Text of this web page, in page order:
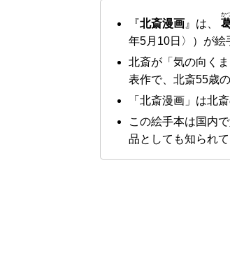
『北斎漫画 』は、
か
年5月10日〉）が絵
北斎が「気の向く
表作で、北斎55歳
「北斎漫画」は北
この絵手本は国内
品としても知られて